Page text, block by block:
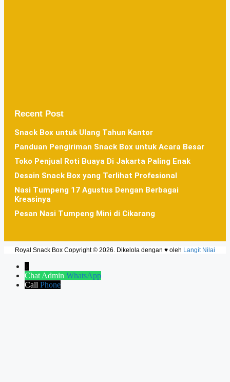
Recent Post
Snack Box untuk Ulang Tahun Kantor
Panduan Pengiriman Snack Box untuk Acara Besar
Toko Penjual Roti Buaya Di Jakarta Paling Enak
Desain Snack Box yang Terlihat Profesional
Nasi Tumpeng 17 Agustus Dengan Berbagai
Kreasinya
Pesan Nasi Tumpeng Mini di Cikarang
Royal Snack Box Copyright © 2026. Dikelola dengan ♥ oleh Langit Nilai
↓
Chat Admin WhatsApp
Call Phone